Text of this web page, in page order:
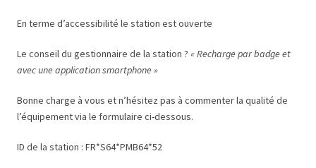
En terme d’accessibilité le station est ouverte
Le conseil du gestionnaire de la station ? « Recharge par badge et
avec une application smartphone »
Bonne charge à vous et n’hésitez pas à commenter la qualité de
l’équipement via le formulaire ci-dessous.
ID de la station : FR*S64*PMB64*52